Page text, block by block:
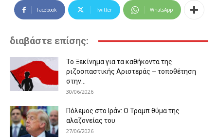
Facebook Twitter WhatsApp
διαβάστε επίσης:
Το Ξεκίνημα για τα καθήκοντα της
ριζοσπαστικής Αριστεράς – τοποθέτηση
στην...
30/06/2026
Πόλεμος στο Ιράν: Ο Τραμπ θύμα της
αλαζονείας του
27/06/2026